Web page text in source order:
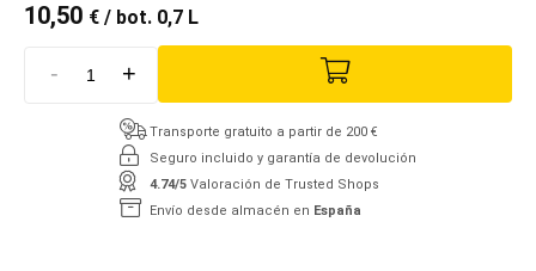
10,50 € / bot. 0,7 L
- +
Transporte gratuito a partir de 200 €
Seguro incluido y garantía de devolución
4.74/5 Valoración de Trusted Shops
Envío desde almacén en España